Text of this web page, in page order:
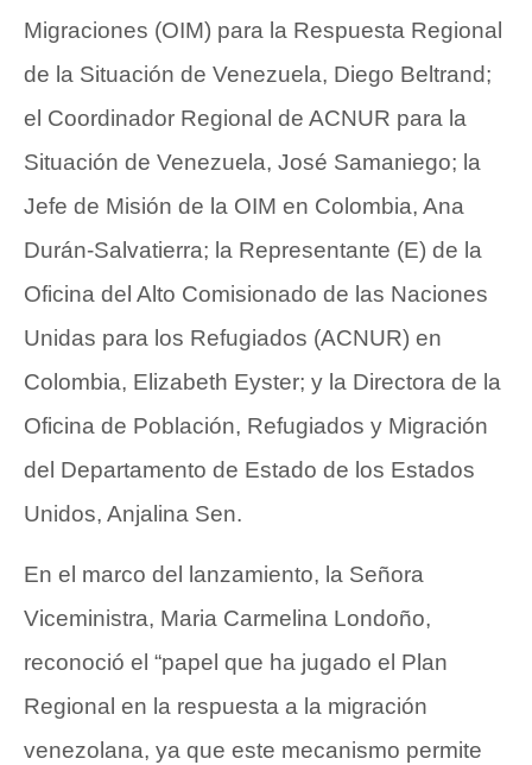
Migraciones (OIM) para la Respuesta Regional
de la Situación de Venezuela, Diego Beltrand;
el Coordinador Regional de ACNUR para la
Situación de Venezuela, José Samaniego; la
Jefe de Misión de la OIM en Colombia, Ana
Durán-Salvatierra; la Representante (E) de la
Oficina del Alto Comisionado de las Naciones
Unidas para los Refugiados (ACNUR) en
Colombia, Elizabeth Eyster; y la Directora de la
Oficina de Población, Refugiados y Migración
del Departamento de Estado de los Estados
Unidos, Anjalina Sen.
En el marco del lanzamiento, la Señora
Viceministra, Maria Carmelina Londoño,
reconoció el “papel que ha jugado el Plan
Regional en la respuesta a la migración
venezolana, ya que este mecanismo permite